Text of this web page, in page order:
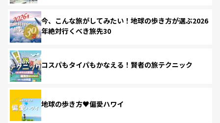
今、こんな旅がしてみたい！地球の歩き方が選ぶ2026
年絶対行くべき旅先30
コスパもタイパもかなえる！賢者の旅テクニック
地球の歩き方♥偏愛ハワイ